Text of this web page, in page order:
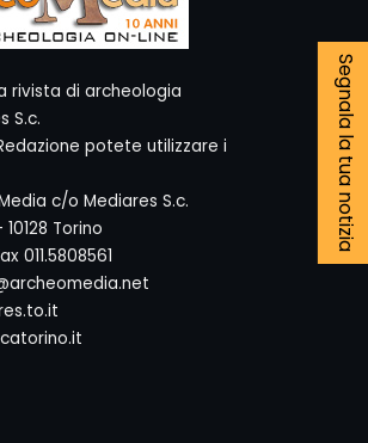
Segnala la tua notizia
rivista di archeologia
S.c.
potete utilizzare i
c/o Mediares S.c.
Torino
011.5808561